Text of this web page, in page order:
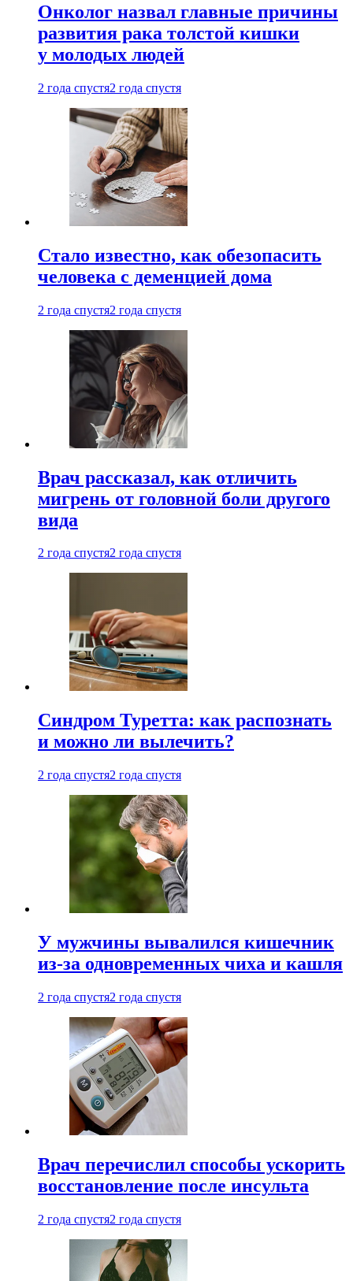
Онколог назвал главные причины
развития рака толстой кишки
у молодых людей
2 года спустя2 года спустя
Стало известно, как обезопасить
человека с деменцией дома
2 года спустя2 года спустя
Врач рассказал, как отличить
мигрень от головной боли другого
вида
2 года спустя2 года спустя
Синдром Туретта: как распознать
и можно ли вылечить?
2 года спустя2 года спустя
У мужчины вывалился кишечник
из-за одновременных чиха и кашля
2 года спустя2 года спустя
Врач перечислил способы ускорить
восстановление после инсульта
2 года спустя2 года спустя